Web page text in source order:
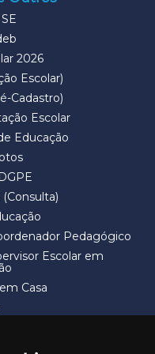
2026
Escolar)
Cadastro)
Escolar
Educação
Pedagógico
Escolar em
Casa